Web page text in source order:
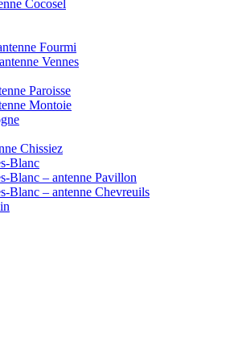
Cocosel
Fourmi
Vennes
Paroisse
Montoie
Chissiez
Blanc
Blanc – antenne Pavillon
Blanc – antenne Chevreuils